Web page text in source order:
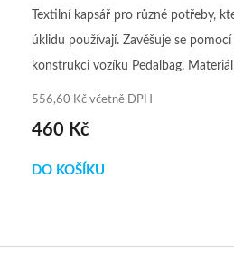
556,60 Kč včetně DPH
460 Kč
DO KOŠÍKU
Textilní kapsář pro různé potřeby,
úklidu používají. Zavěšuje se
konstrukci vozíku Pedalbag.
zátěrem